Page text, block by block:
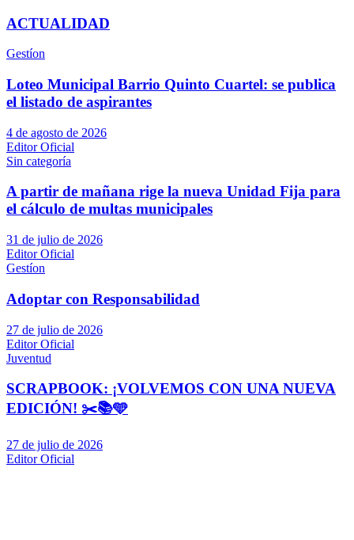
ACTUALIDAD
Gestíon
Loteo Municipal Barrio Quinto Cuartel: se publica
el listado de aspirantes
4 de agosto de 2026
Editor Oficial
Sin categoría
A partir de mañana rige la nueva Unidad Fija para
el cálculo de multas municipales
31 de julio de 2026
Editor Oficial
Gestíon
Adoptar con Responsabilidad
27 de julio de 2026
Editor Oficial
Juventud
SCRAPBOOK: ¡VOLVEMOS CON UNA NUEVA
EDICIÓN! ✂️📚🩵
27 de julio de 2026
Editor Oficial